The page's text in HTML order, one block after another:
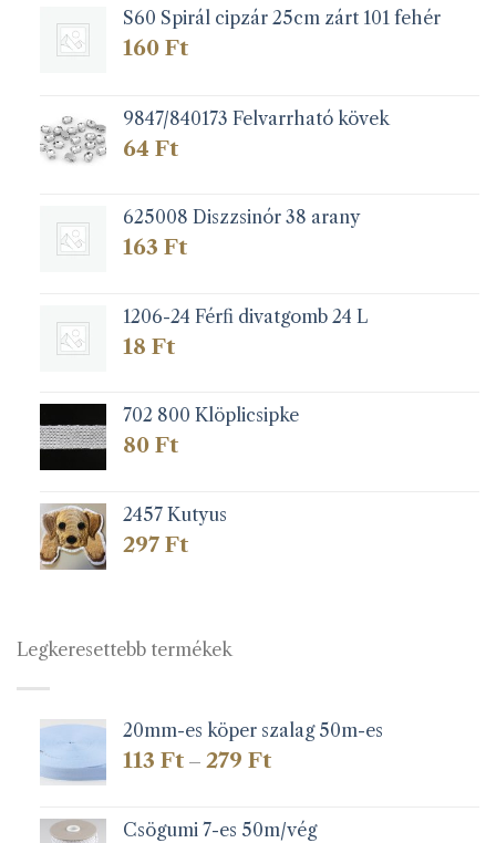
termékoldalon
S60 Spirál cipzár 25cm zárt 101 fehér
160 Ft
9847/840173 Felvarrható kövek
64 Ft
625008 Diszzsinór 38 arany
163 Ft
1206-24 Férfi divatgomb 24 L
18 Ft
702 800 Klöplicsipke
80 Ft
2457 Kutyus
297 Ft
Legkeresettebb termékek
20mm-es köper szalag 50m-es
113 Ft – 279 FtÁrtartomány:
279 Ft
Csögumi 7-es 50m/vég